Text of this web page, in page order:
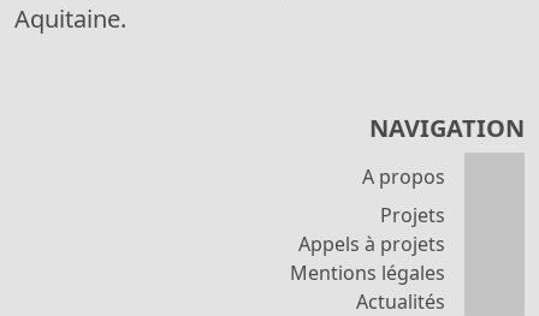
Aquitaine.
NAVIGATION
A propos
Projets
Appels à projets
Mentions légales
Actualités